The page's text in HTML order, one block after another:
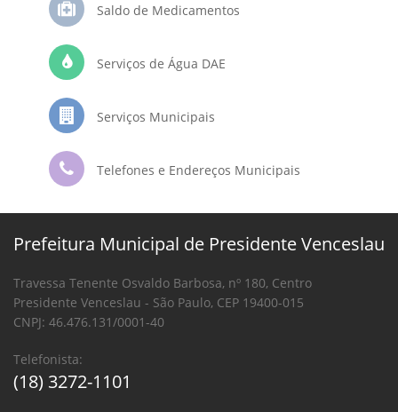
Saldo de Medicamentos
Serviços de Água DAE
Serviços Municipais
Telefones e Endereços Municipais
Prefeitura Municipal de Presidente Venceslau
Travessa Tenente Osvaldo Barbosa, nº 180, Centro
Presidente Venceslau - São Paulo, CEP 19400-015
CNPJ: 46.476.131/0001-40
Telefonista:
(18) 3272-1101